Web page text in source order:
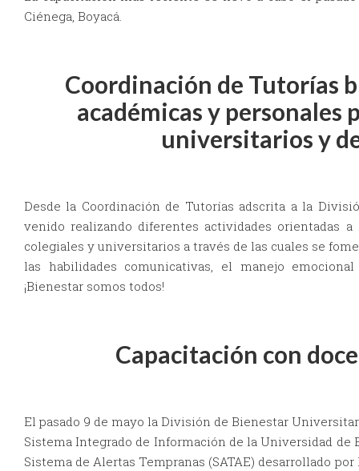
Ciénega, Boyacá.
Coordinación de Tutorías
académicas y personales
universitarios y
Desde la Coordinación de Tutorías adscrita a la
venido realizando diferentes actividades orientadas
colegiales y universitarios a través de las cuales se
las habilidades comunicativas, el manejo
¡Bienestar somos todos!
Capacitación con
El pasado 9 de mayo la División de Bienestar
Sistema Integrado de Información de la Universidad de
Sistema de Alertas Tempranas (SATAE) desarrollado